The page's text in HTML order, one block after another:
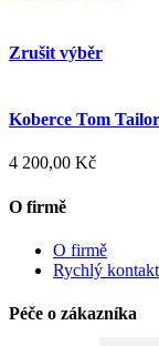
Zrušit výběr
Koberce Tom
4 200,00 Kč
O firmě
O firmě
Rychlý kontakt
Péče o zákazníka